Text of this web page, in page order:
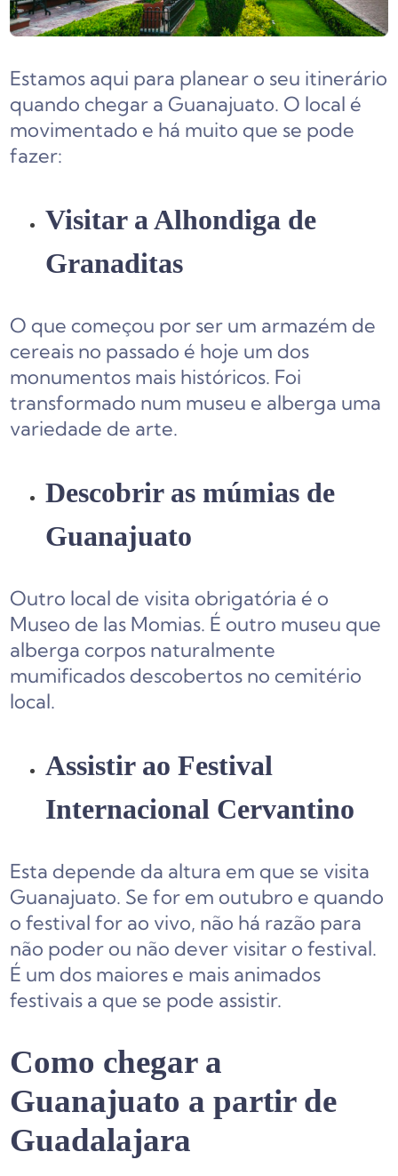
Estamos aqui para planear o seu itinerário
quando chegar a Guanajuato. O local é
movimentado e há muito que se pode
fazer:
Visitar a Alhondiga de
Granaditas
O que começou por ser um armazém de
cereais no passado é hoje um dos
monumentos mais históricos. Foi
transformado num museu e alberga uma
variedade de arte.
Descobrir as múmias de
Guanajuato
Outro local de visita obrigatória é o
Museo de las Momias. É outro museu que
alberga corpos naturalmente
mumificados descobertos no cemitério
local.
Assistir ao Festival
Internacional Cervantino
Esta depende da altura em que se visita
Guanajuato. Se for em outubro e quando
o festival for ao vivo, não há razão para
não poder ou não dever visitar o festival.
É um dos maiores e mais animados
festivais a que se pode assistir.
Como chegar a
Guanajuato a partir de
Guadalajara